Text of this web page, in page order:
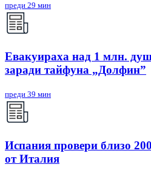
преди 29 мин
Евакуираха над 1 млн.
заради тайфуна „Долфин”
преди 39 мин
Испания провери близо
от Италия